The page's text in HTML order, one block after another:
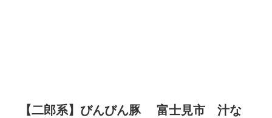
【二郎系】びんびん豚 富士見市 汁な